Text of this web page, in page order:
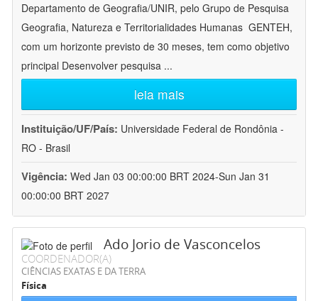
Departamento de Geografia/UNIR, pelo Grupo de Pesquisa
Geografia, Natureza e Territorialidades Humanas  GENTEH,
com um horizonte previsto de 30 meses, tem como objetivo
principal Desenvolver pesquisa ...
leia mais
Instituição/UF/País: Universidade Federal de Rondônia -
RO - Brasil
Vigência: Wed Jan 03 00:00:00 BRT 2024-Sun Jan 31
00:00:00 BRT 2027
Ado Jorio de Vasconcelos
COORDENADOR(A)
CIÊNCIAS EXATAS E DA TERRA
Física